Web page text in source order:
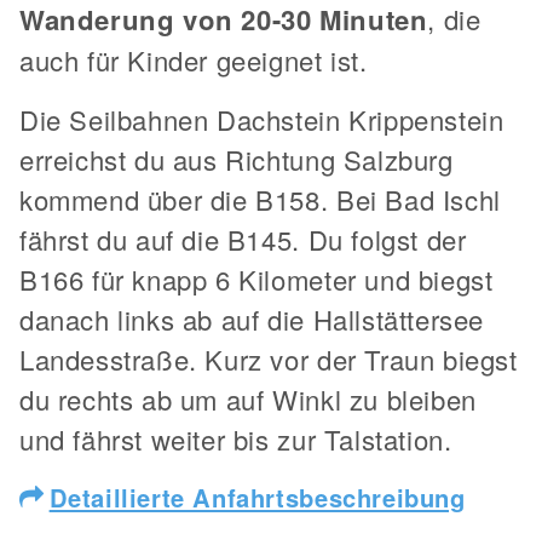
Wanderung von 20-30 Minuten, die
auch für Kinder geeignet ist.
Die Seilbahnen Dachstein Krippenstein
erreichst du aus Richtung Salzburg
kommend über die B158. Bei Bad Ischl
fährst du auf die B145. Du folgst der
B166 für knapp 6 Kilometer und biegst
danach links ab auf die Hallstättersee
Landesstraße. Kurz vor der Traun biegst
du rechts ab um auf Winkl zu bleiben
und fährst weiter bis zur Talstation.
Detaillierte Anfahrtsbeschreibung